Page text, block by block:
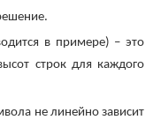
в примере) – это
строк для каждого
не линейно зависит